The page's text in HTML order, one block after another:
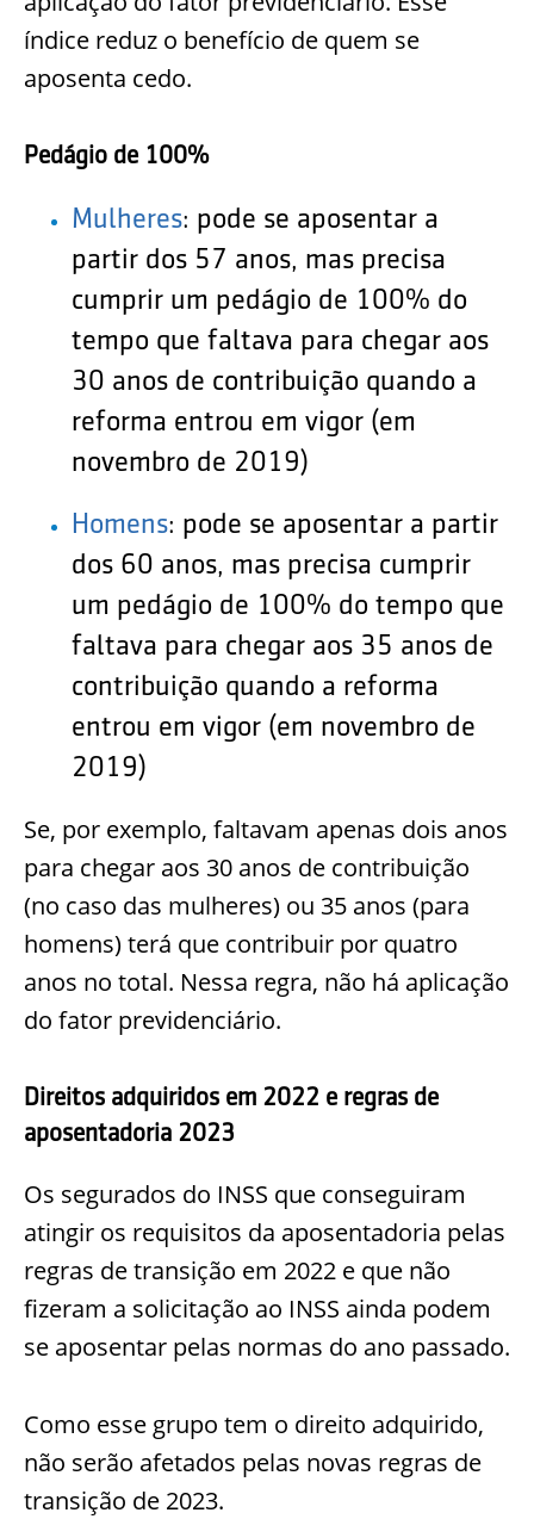
índice reduz o benefício de quem se
aposenta cedo.
Pedágio de 100%
Mulheres: pode se aposentar a
partir dos 57 anos, mas precisa
cumprir um pedágio de 100% do
tempo que faltava para chegar aos
30 anos de contribuição quando a
reforma entrou em vigor (em
novembro de 2019)
Homens: pode se aposentar a partir
dos 60 anos, mas precisa cumprir
um pedágio de 100% do tempo que
faltava para chegar aos 35 anos de
contribuição quando a reforma
entrou em vigor (em novembro de
2019)
Se, por exemplo, faltavam apenas dois anos
para chegar aos 30 anos de contribuição
(no caso das mulheres) ou 35 anos (para
homens) terá que contribuir por quatro
anos no total. Nessa regra, não há aplicação
do fator previdenciário.
Direitos adquiridos em 2022 e regras de
aposentadoria 2023
Os segurados do INSS que conseguiram
atingir os requisitos da aposentadoria pelas
regras de transição em 2022 e que não
fizeram a solicitação ao INSS ainda podem
se aposentar pelas normas do ano passado.
Como esse grupo tem o direito adquirido,
não serão afetados pelas novas regras de
transição de 2023.